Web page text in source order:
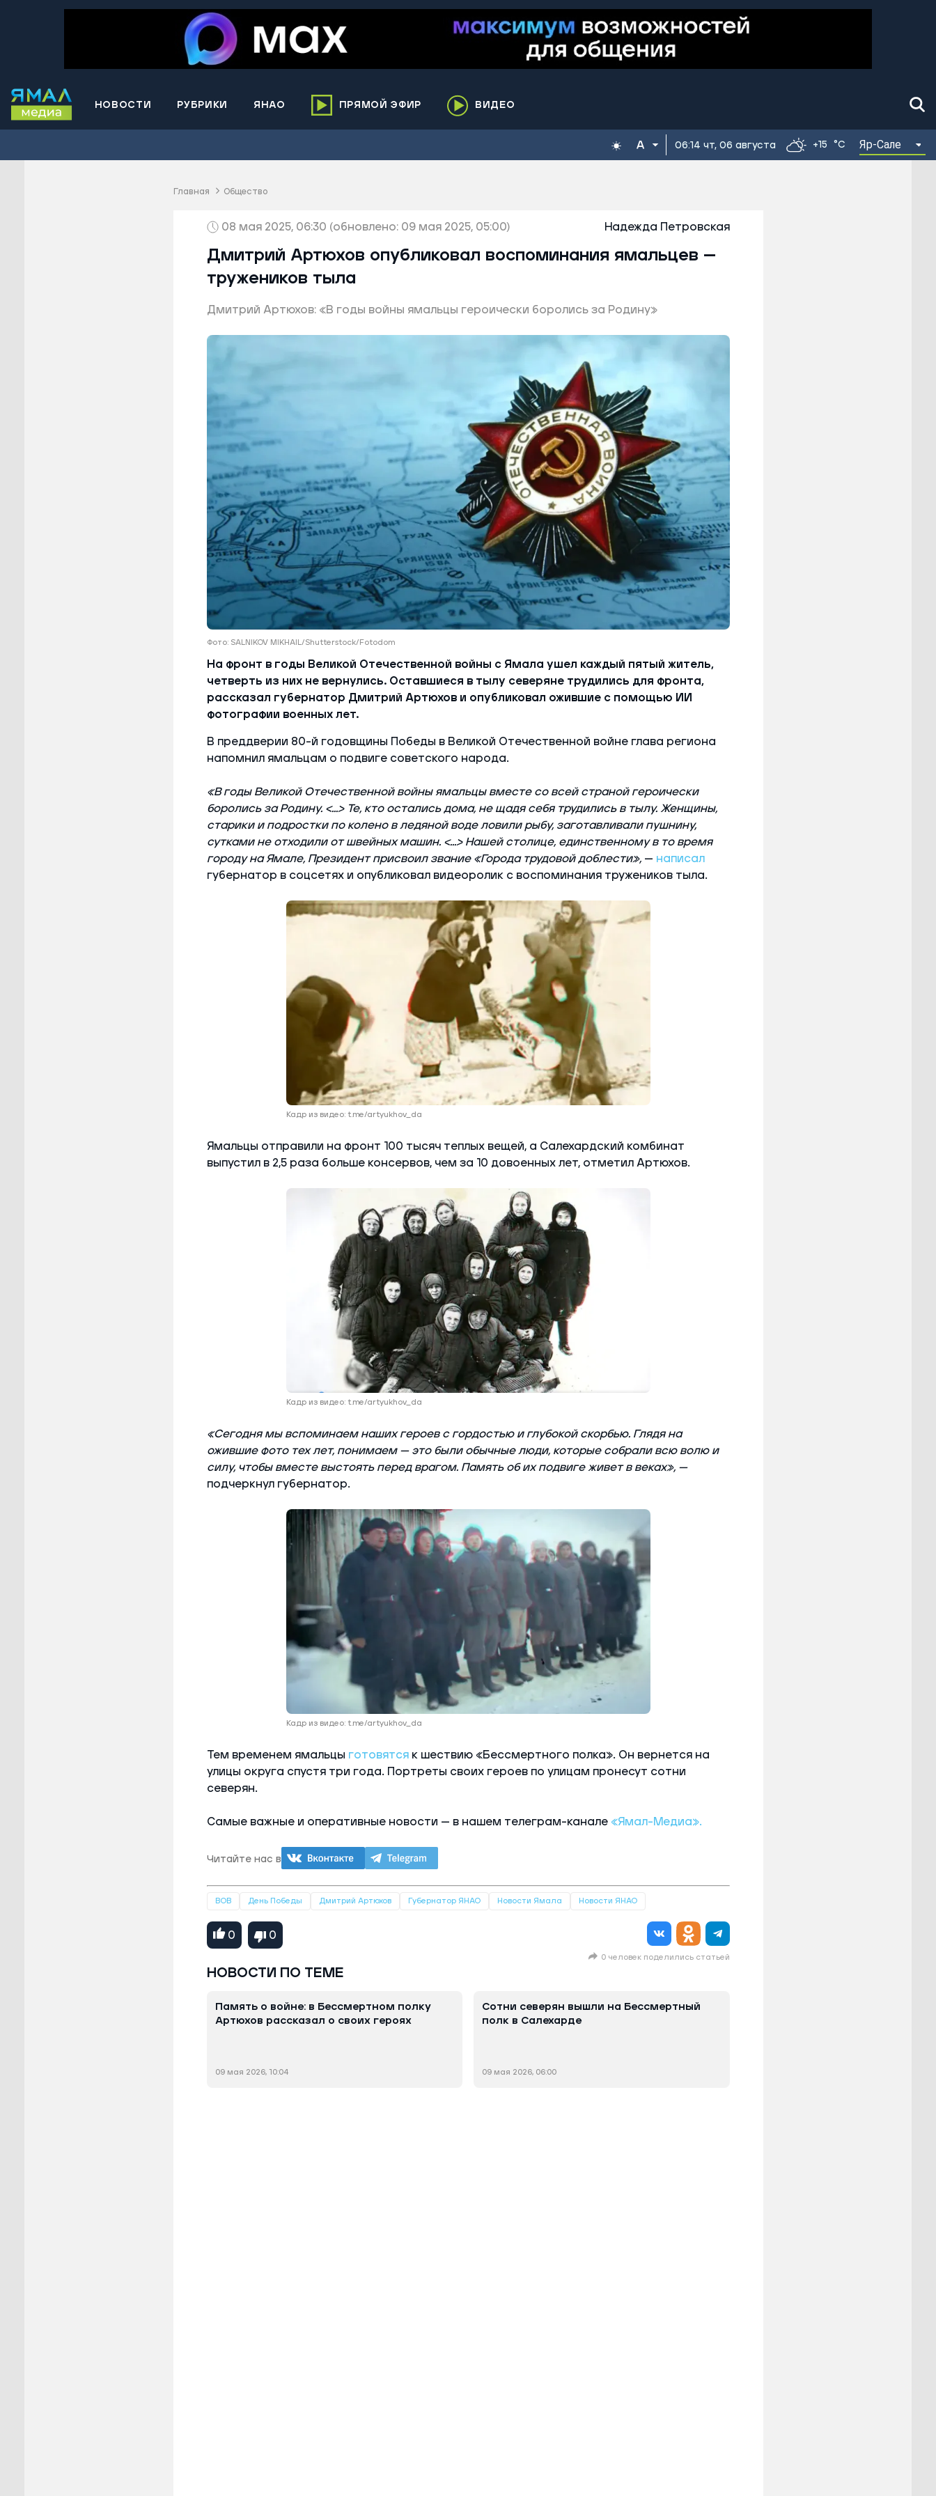
НОВОСТИ РУБРИКИ ЯНАО
район
Муравленко
Новый Уренгой
Приуральский район
ПРЯМОЙ ЭФИР ВИДЕО
06:14 чт, 06 августа +15 °C Яр-Сале
Главная Общество
08 мая 2025, 06:30 (обновлено: 09 мая 2025, 05:00) Надежда Петровская
Дмитрий Артюхов опубликовал воспоминания ямальцев —
тружеников тыла
Дмитрий Артюхов: «В годы войны ямальцы героически боролись за Родину»
Фото: SALNIKOV MIKHAIL/Shutterstock/Fotodom
На фронт в годы Великой Отечественной войны с Ямала ушел каждый пятый житель,
четверть из них не вернулись. Оставшиеся в тылу северяне трудились для фронта,
рассказал губернатор Дмитрий Артюхов и опубликовал ожившие с помощью ИИ
фотографии военных лет.
В преддверии 80-й годовщины Победы в Великой Отечественной войне глава региона
напомнил ямальцам о подвиге советского народа.
«В годы Великой Отечественной войны ямальцы вместе со всей страной героически
боролись за Родину. <...> Те, кто остались дома, не щадя себя трудились в тылу. Женщины,
старики и подростки по колено в ледяной воде ловили рыбу, заготавливали пушнину,
сутками не отходили от швейных машин. <...> Нашей столице, единственному в то время
городу на Ямале, Президент присвоил звание «Города трудовой доблести», — написал
губернатор в соцсетях и опубликовал видеоролик с воспоминания тружеников тыла.
Кадр из видео: t.me/artyukhov_da
Ямальцы отправили на фронт 100 тысяч теплых вещей, а Салехардский комбинат
выпустил в 2,5 раза больше консервов, чем за 10 довоенных лет, отметил Артюхов.
Кадр из видео: t.me/artyukhov_da
«Сегодня мы вспоминаем наших героев с гордостью и глубокой скорбью. Глядя на
ожившие фото тех лет, понимаем — это были обычные люди, которые собрали всю волю и
силу, чтобы вместе выстоять перед врагом. Память об их подвиге живет в веках», —
подчеркнул губернатор.
Кадр из видео: t.me/artyukhov_da
Тем временем ямальцы готовятсяк шествию «Бессмертного полка». Он вернется на
улицы округа спустя три года. Портреты своих героев по улицам пронесут сотни
северян.
Самые важные и оперативные новости — в нашем телеграм-канале «Ямал-Медиа».
Читайте нас в
ВОВ День Победы Дмитрий Артюхов Губернатор ЯНАО Новости Ямала Новости ЯНАО
0 0
0 человек поделились статьей
НОВОСТИ ПО ТЕМЕ
Память о войне: в Бессмертном полку
Артюхов рассказал о своих героях
09 мая 2026, 10:04
Сотни северян вышли на Бессмертный
полк в Салехарде
09 мая 2026, 06:00